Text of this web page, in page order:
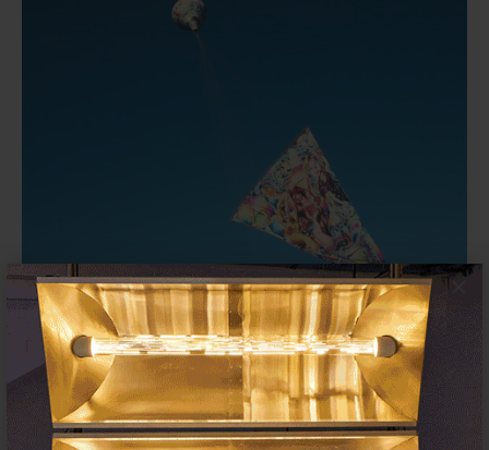
×
DART, Festival Internacional de
Cine y Arte de Barcelona anuncia
su programación